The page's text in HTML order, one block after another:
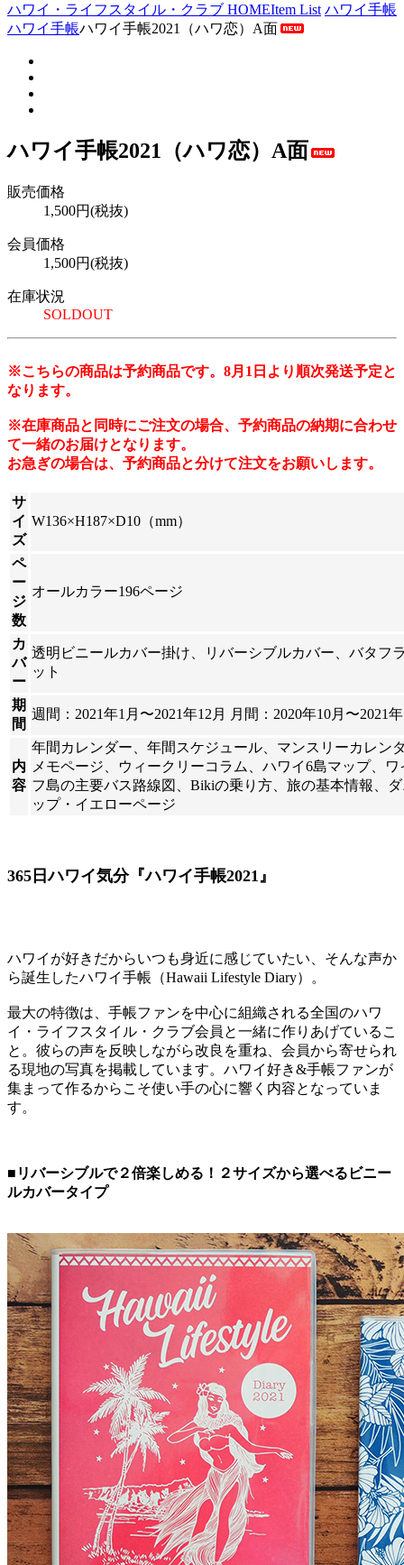
ハワイ・ライフスタイル・クラブ HOMEItem List ハワイ手帳
ハワイ手帳ハワイ手帳2021（ハワ恋）A面
ハワイ手帳2021（ハワ恋）A面
販売価格
1,500円(税抜)
会員価格
1,500円(税抜)
在庫状況
SOLDOUT
※こちらの商品は予約商品です。8月1日より順次発送予定と
なります。
※在庫商品と同時にご注文の場合、予約商品の納期に合わせ
て一緒のお届けとなります。
お急ぎの場合は、予約商品と分けて注文をお願いします。
サ
イ
ズ
W136×H187×D10（mm）
ペ
ー
ジ
数
オールカラー196ページ
カ
バ
ー
透明ビニールカバー掛け、リバーシブルカバー、バタフ
ット
期
間
週間：2021年1月〜2021年12月 月間：2020年10月〜2021
内
容
年間カレンダー、年間スケジュール、マンスリーカレン
メモページ、ウィークリーコラム、ハワイ6島マップ、
フ島の主要バス路線図、Bikiの乗り方、旅の基本情報、
ップ・イエローページ
365日ハワイ気分『ハワイ手帳2021』
ハワイが好きだからいつも身近に感じていたい、そんな声か
ら誕生したハワイ手帳（Hawaii Lifestyle Diary）。
最大の特徴は、手帳ファンを中心に組織される全国のハワ
イ・ライフスタイル・クラブ会員と一緒に作りあげているこ
と。彼らの声を反映しながら改良を重ね、会員から寄せられ
る現地の写真を掲載しています。ハワイ好き&手帳ファンが
集まって作るからこそ使い手の心に響く内容となっていま
す。
■リバーシブルで２倍楽しめる！２サイズから選べるビニー
ルカバータイプ